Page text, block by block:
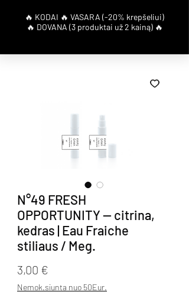
N°49 FRESH
OPPORTUNITY — citrina,
kedras | Eau Fraiche
stiliaus / Meg.
3,00 €
Nemok.siunta nuo 50Eur.